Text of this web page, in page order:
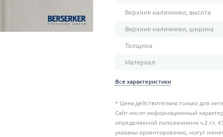
Верхние наличники, высота
Верхние наличники, ширина
Толщина
Материал
Все характеристики
* Цена действительна только для
Сайт носит информационный
определяемой положениями ч.2 ст.
указаны ориентировочно, могут